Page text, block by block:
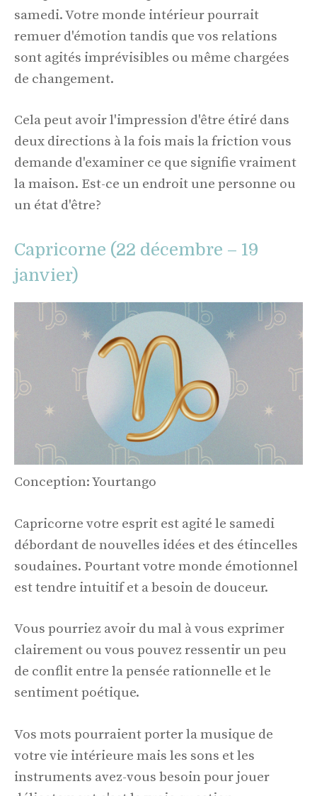
samedi. Votre monde intérieur pourrait
remuer d'émotion tandis que vos relations
sont agités imprévisibles ou même chargées
de changement.
Cela peut avoir l'impression d'être étiré dans
deux directions à la fois mais la friction vous
demande d'examiner ce que signifie vraiment
la maison. Est-ce un endroit une personne ou
un état d'être?
Capricorne (22 décembre – 19
janvier)
Conception: Yourtango
Capricorne votre esprit est agité le samedi
débordant de nouvelles idées et des étincelles
soudaines. Pourtant votre monde émotionnel
est tendre intuitif et a besoin de douceur.
Vous pourriez avoir du mal à vous exprimer
clairement ou vous pouvez ressentir un peu
de conflit entre la pensée rationnelle et le
sentiment poétique.
Vos mots pourraient porter la musique de
votre vie intérieure mais les sons et les
instruments avez-vous besoin pour jouer